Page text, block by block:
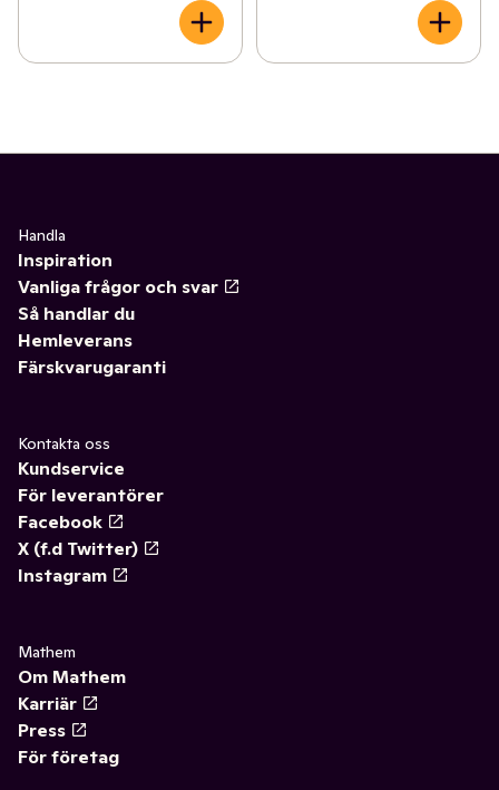
Handla
Inspiration
Vanliga frågor och svar
Så handlar du
Hemleverans
Färskvarugaranti
Kontakta oss
Kundservice
För leverantörer
Facebook
X (f.d Twitter)
Instagram
Mathem
Om Mathem
Karriär
Press
För företag